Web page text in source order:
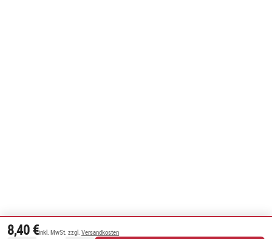
8,40 €inkl. MwSt. zzgl. Versandkosten